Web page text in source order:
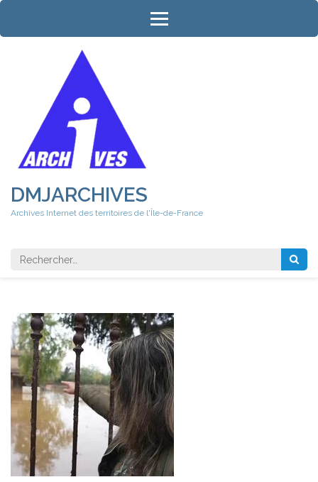
Aller
contenu
DMJARCHIVES
Archives Internet des territoires de l'Île-de-France
Rechercher